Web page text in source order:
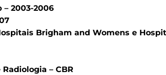
2003-2006
Brigham and Womens e
– CBR